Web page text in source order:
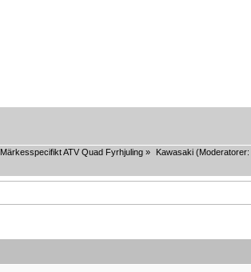
Märkesspecifikt ATV Quad Fyrhjuling» Kawasaki(Moderatorer: